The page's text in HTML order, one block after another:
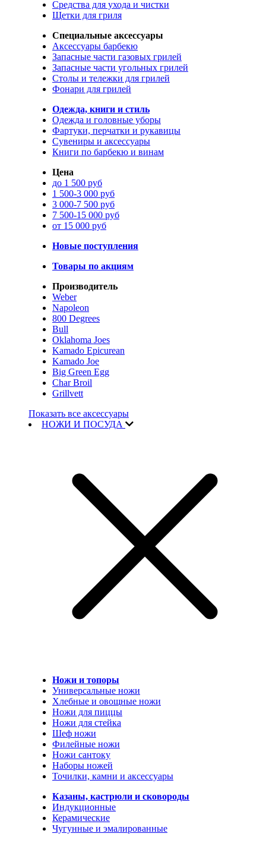
Средства для ухода и чистки
Щетки для гриля
Специальные аксессуары
Аксессуары барбекю
Запасные части газовых грилей
Запасные части угольных грилей
Столы и тележки для грилей
Фонари для грилей
Одежда, книги и стиль
Одежда и головные уборы
Фартуки, перчатки и рукавицы
Сувениры и аксессуары
Книги по барбекю и винам
Цена
до 1 500 руб
1 500-3 000 руб
3 000-7 500 руб
7 500-15 000 руб
от 15 000 руб
Новые поступления
Товары по акциям
Производитель
Weber
Napoleon
800 Degrees
Bull
Oklahoma Joes
Kamado Epicurean
Kamado Joe
Big Green Egg
Char Broil
Grillvett
Показать все аксессуары
НОЖИ И ПОСУДА
Ножи и топоры
Универсальные ножи
Хлебные и овощные ножи
Ножи для пиццы
Ножи для стейка
Шеф ножи
Филейные ножи
Ножи сантоку
Наборы ножей
Точилки, камни и аксессуары
Казаны, кастрюли и сковороды
Индукционные
Керамические
Чугунные и эмалированные